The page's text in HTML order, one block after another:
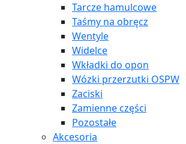
Tarcze hamulcowe
Taśmy na obręcz
Wentyle
Widelce
Wkładki do opon
Wózki przerzutki OSPW
Zaciski
Zamienne części
Pozostałe
Akcesoria